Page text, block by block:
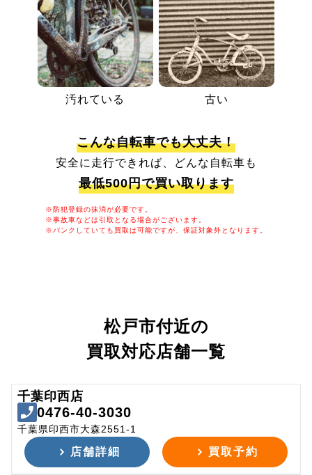
汚れている 古い
こんな自転車でも大丈夫！
安全に走行できれば、どんな自転車も
最低500円で買い取ります
※防犯登録の抹消が必要です。
※事故車などは引取となる場合がございます。
※パンクしていても買取は可能ですが、保証対象外となります。
松戸市付近の
買取対応店舗一覧
千葉印西店
0476-40-3030
千葉県印西市大森2551-1
店舗詳細 買取予約